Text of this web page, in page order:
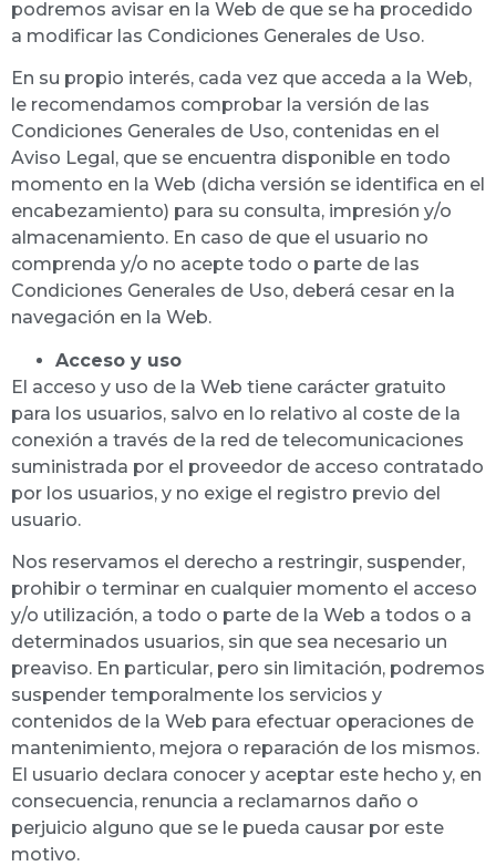
podremos avisar en la Web de que se ha procedido
a modificar las Condiciones Generales de Uso.
En su propio interés, cada vez que acceda a la Web,
le recomendamos comprobar la versión de las
Condiciones Generales de Uso, contenidas en el
Aviso Legal, que se encuentra disponible en todo
momento en la Web (dicha versión se identifica en el
encabezamiento) para su consulta, impresión y/o
almacenamiento. En caso de que el usuario no
comprenda y/o no acepte todo o parte de las
Condiciones Generales de Uso, deberá cesar en la
navegación en la Web.
Acceso y uso
El acceso y uso de la Web tiene carácter gratuito
para los usuarios, salvo en lo relativo al coste de la
conexión a través de la red de telecomunicaciones
suministrada por el proveedor de acceso contratado
por los usuarios, y no exige el registro previo del
usuario.
Nos reservamos el derecho a restringir, suspender,
prohibir o terminar en cualquier momento el acceso
y/o utilización, a todo o parte de la Web a todos o a
determinados usuarios, sin que sea necesario un
preaviso. En particular, pero sin limitación, podremos
suspender temporalmente los servicios y
contenidos de la Web para efectuar operaciones de
mantenimiento, mejora o reparación de los mismos.
El usuario declara conocer y aceptar este hecho y, en
consecuencia, renuncia a reclamarnos daño o
perjuicio alguno que se le pueda causar por este
motivo.